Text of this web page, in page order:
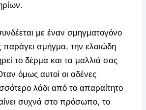
με έναν σμηγματογόνο
παράγει σμήγμα, την ελαιώδη
το δέρμα και τα μαλλιά σας
όμως αυτοί οι αδένες
λάδι από το απαραίτητο
συχνά στο πρόσωπο, το